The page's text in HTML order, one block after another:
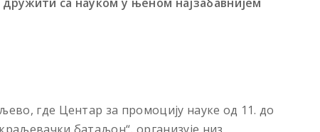
где Центар за промоциjу науке од 11. до